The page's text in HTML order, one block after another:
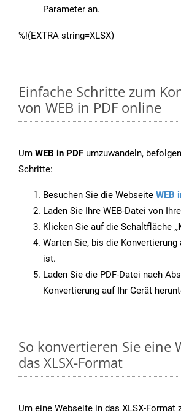
Parameter an.
%!(EXTRA string=XLSX)
Einfache Schritte zum
von WEB in PDF online
Um WEB in PDF umzuwandeln,
Schritte:
Besuchen Sie die Webseite WEB
Laden Sie Ihre WEB-Datei von
Klicken Sie auf die Schaltfläche
Warten Sie, bis die
ist.
Laden Sie die PDF-Datei nach
Konvertierung auf Ihr Gerät
So konvertieren Sie eine
das XLSX-Format
Um eine Webseite in das XLSX-Format